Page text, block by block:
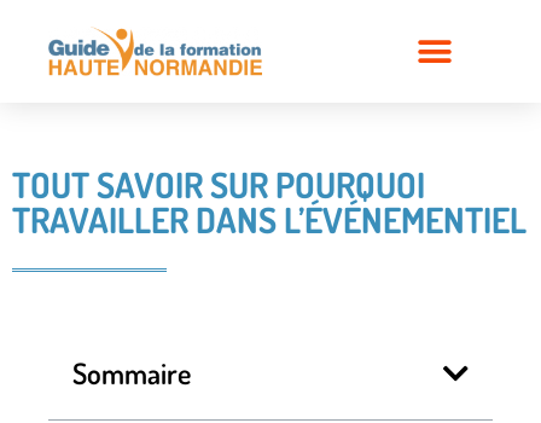
TOUT SAVOIR SUR POURQUOI
TRAVAILLER DANS L’ÉVÉNEMENTIEL
Sommaire